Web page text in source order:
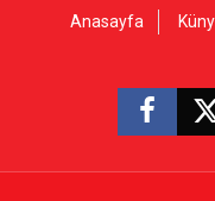
Anasayfa